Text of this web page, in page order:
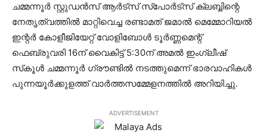
ചമ്മന്നൂര്‍ സ്റ്റുഡന്‍സ് ആര്‍ട്‌സ് സ്‌പോര്‍ട്‌സ് ക്ലബ്ബിന്റെ
നേതൃത്വത്തില്‍ മാറ്റിവെച്ച രണ്ടാമത് ജമാല്‍ മെമ്മോറിയല്‍
ഇന്റര്‍ കോളീജിയേറ്റ് വോളിബോള്‍ ടൂര്‍ണ്ണമെന്റ്
ഫെബ്രുവരി 16ന് വൈകിട്ട് 5:30ന് അമല്‍ ഇംഗ്ലീഷ്
സ്‌കൂള്‍ ചമ്മന്നൂര്‍ ഗ്രൗണ്ടില്‍ നടത്തുമെന്ന് ഭാരവാഹികള്‍
പുന്നയൂര്‍ക്കുളത്ത് വാര്‍ത്തസമ്മേളനത്തില്‍ അറിയിച്ചു.
ADVERTISEMENT